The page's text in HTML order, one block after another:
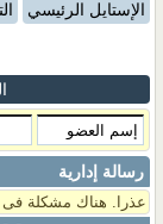
الإستايل الرئيسي
رسالة إدارية
عذرا. هناك مشكلة فى